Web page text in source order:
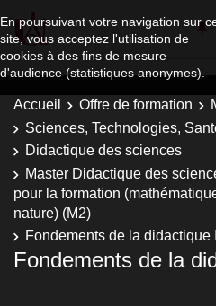
En poursuivant votre navigation sur
site, vous acceptez l'utilisation de
cookies à des fins de mesure
d'audience (statistiques anonymes).
Accueil Offre de formation
Sciences, Technologies,
Didactique des sciences
Master Didactique des
pour la formation
nature) (M2)
Fondements de la didactique II
Fondements de la